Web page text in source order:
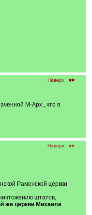
Наверх ##
М-Арх., что в
Наверх ##
Раменской церкви
штатов,
же церкви Михаила